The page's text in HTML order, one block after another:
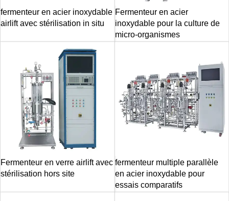
fermenteur en acier inoxydable
airlift avec stérilisation in situ
Fermenteur en acier
inoxydable pour la culture de
micro-organismes
Fermenteur en verre airlift avec
stérilisation hors site
fermenteur multiple parallèle
en acier inoxydable pour
essais comparatifs